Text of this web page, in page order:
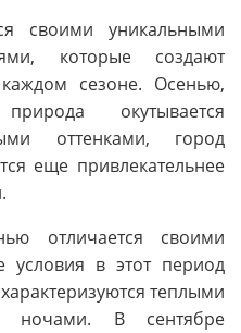
своими уникальными
которые создают
сезоне. Осенью,
окутывается
оттенками, город
еще привлекательнее
отличается своими
условия в этот период
теплыми
ночами. В сентябре